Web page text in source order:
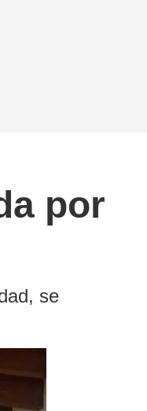
por
se